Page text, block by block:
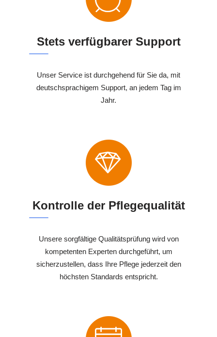
Stets verfügbarer Support
Unser Service ist durchgehend für Sie da, mit
deutschsprachigem Support, an jedem Tag im
Jahr.
Kontrolle der Pflegequalität
Unsere sorgfältige Qualitätsprüfung wird von
kompetenten Experten durchgeführt, um
sicherzustellen, dass Ihre Pflege jederzeit den
höchsten Standards entspricht.